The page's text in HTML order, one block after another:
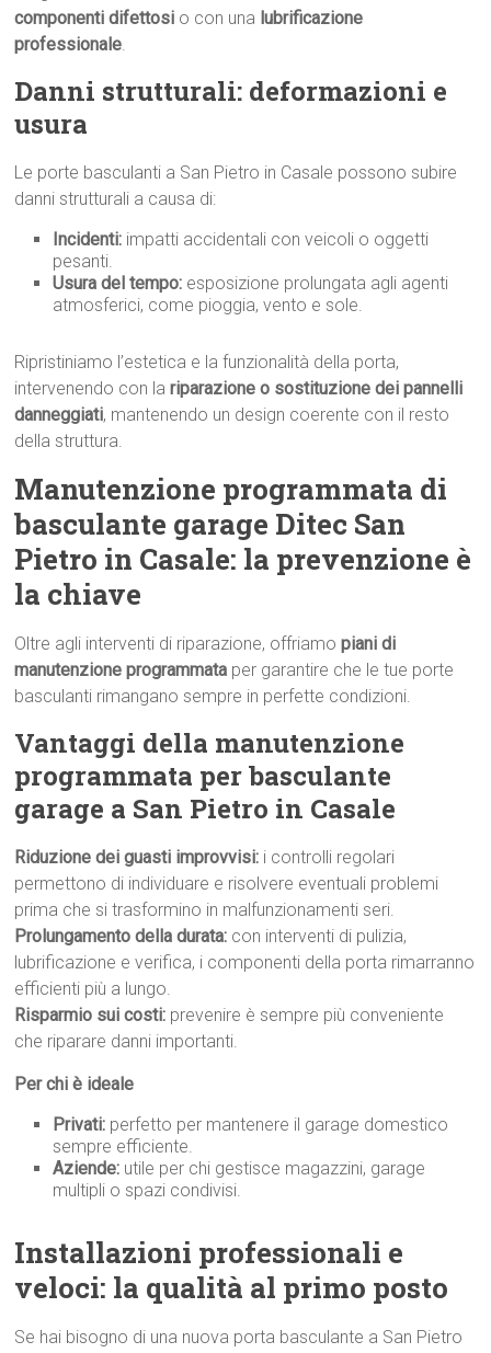
componenti difettosi o con una lubrificazione
professionale.
Danni strutturali: deformazioni e
usura
Le porte basculanti a San Pietro in Casale possono subire
danni strutturali a causa di:
Incidenti: impatti accidentali con veicoli o oggetti
pesanti.
Usura del tempo: esposizione prolungata agli agenti
atmosferici, come pioggia, vento e sole.
Ripristiniamo l’estetica e la funzionalità della porta,
intervenendo con lariparazione o sostituzione dei pannelli
danneggiati, mantenendo un design coerente con il resto
della struttura.
Manutenzione programmata di
basculante garage Ditec San
Pietro in Casale: la prevenzione è
la chiave
Oltre agli interventi di riparazione, offriamopiani di
manutenzione programmata per garantire che le tue porte
basculanti rimangano sempre in perfette condizioni.
Vantaggi della manutenzione
programmata per basculante
garage a San Pietro in Casale
Riduzione dei guasti improvvisi: i controlli regolari
permettono di individuare e risolvere eventuali problemi
prima che si trasformino in malfunzionamenti seri.
Prolungamento della durata: con interventi di pulizia,
lubrificazione e verifica, i componenti della porta rimarranno
efficienti più a lungo.
Risparmio sui costi: prevenire è sempre più conveniente
che riparare danni importanti.
Per chi è ideale
Privati: perfetto per mantenere il garage domestico
sempre efficiente.
Aziende: utile per chi gestisce magazzini, garage
multipli o spazi condivisi.
Installazioni professionali e
veloci: la qualità al primo posto
Se hai bisogno di una nuova porta basculante a San Pietro